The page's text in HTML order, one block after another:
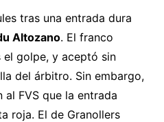
tras una entrada dura
Altozano. El franco
golpe, y aceptó sin
del árbitro. Sin embargo,
FVS que la entrada
roja. El de Granollers